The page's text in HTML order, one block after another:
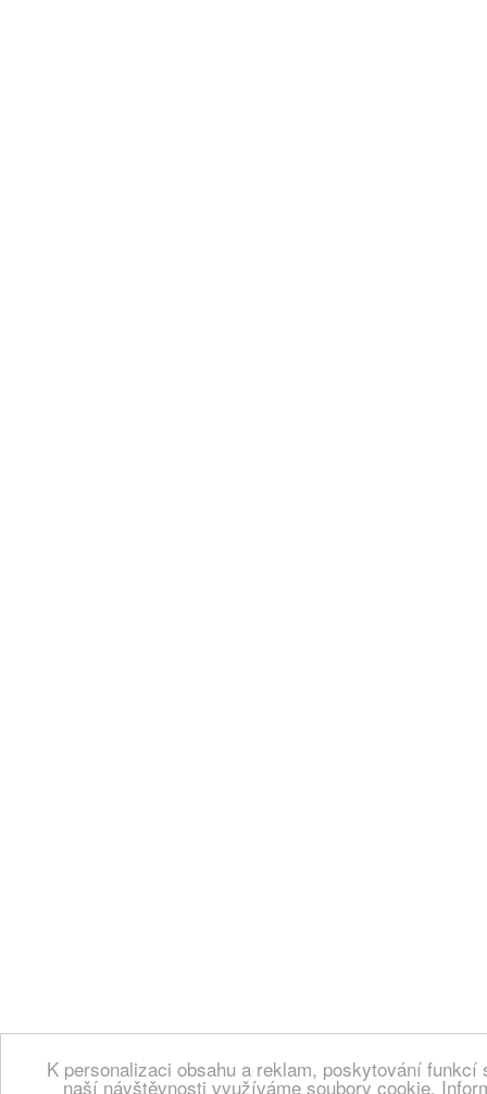
K personalizaci obsahu a reklam, poskytování
naší návštěvnosti využíváme soubory cookie.